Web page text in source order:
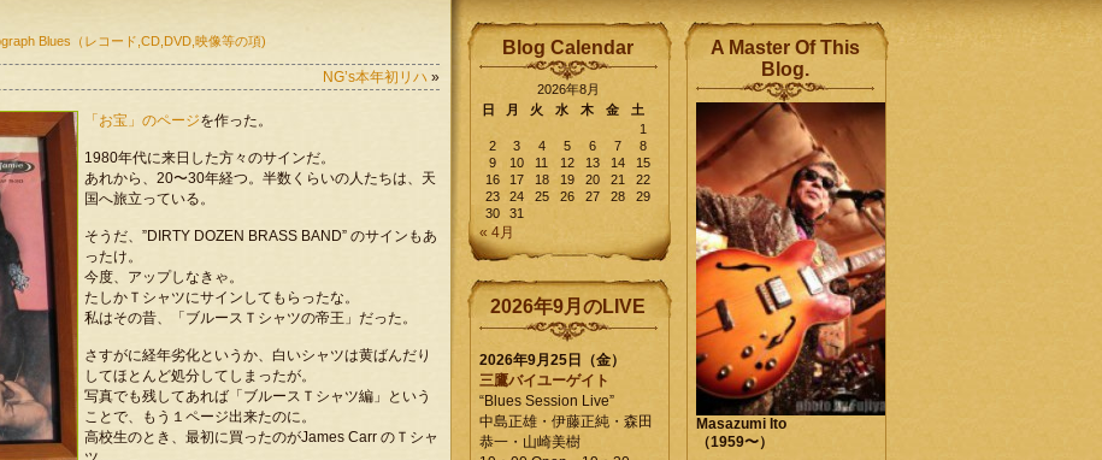
Blues（レコード,CD,DVD,映像等の項)
NG’s本年初リハ »
「お宝」のページを作った。
1980年代に来日した方々のサインだ。
あれから、20〜30年経つ。半数くらいの人たちは、天
国へ旅立っている。
そうだ、”DIRTY DOZEN BRASS BAND” のサインもあ
ったけ。
今度、アップしなきゃ。
たしかＴシャツにサインしてもらったな。
私はその昔、「ブルースＴシャツの帝王」だった。
さすがに経年劣化というか、白いシャツは黄ばんだり
してほとんど処分してしまったが。
写真でも残してあれば「ブルースＴシャツ編」という
ことで、もう１ページ出来たのに。
高校生のとき、最初に買ったのがJames Carr のＴシャ
Blog Calendar
2026年8月
日
月 火 水 木 金
土
1
2
3 4 5 6 7
8
9
10 11 12 13 14
15
16
17 18 19 20 21
22
23
24 25 26 27 28
29
30
31
« 4月
2026年9月のLIVE
2026年9月25日（金）
三鷹バイユーゲイト
“Blues Session Live”
中島正雄・伊藤正純・森田
恭一・山崎美樹
A Master Of This
Blog.
Masazumi Ito
（1959〜）